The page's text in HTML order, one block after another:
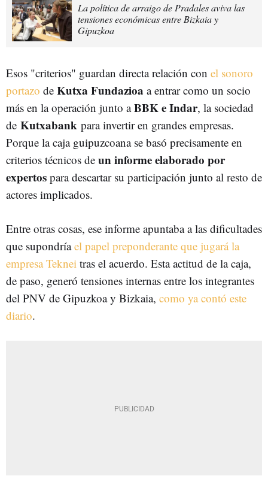
La política de arraigo de Pradales aviva las
tensiones económicas entre Bizkaia y
Gipuzkoa
Esos "criterios" guardan directa relación con el sonoro
portazo de Kutxa Fundazioa a entrar como un socio
más en la operación junto aBBK e Indar, la sociedad
de Kutxabank para invertir en grandes empresas.
Porque la caja guipuzcoana se basó precisamente en
criterios técnicos de un informe elaborado por
expertos para descartar su participación junto al resto de
actores implicados.
Entre otras cosas, ese informe apuntaba a las dificultades
que supondríael papel preponderante que jugará la
empresa Teknei tras el acuerdo. Esta actitud de la caja,
de paso, generó tensiones internas entre los integrantes
del PNV de Gipuzkoa y Bizkaia, como ya contó este
diario.